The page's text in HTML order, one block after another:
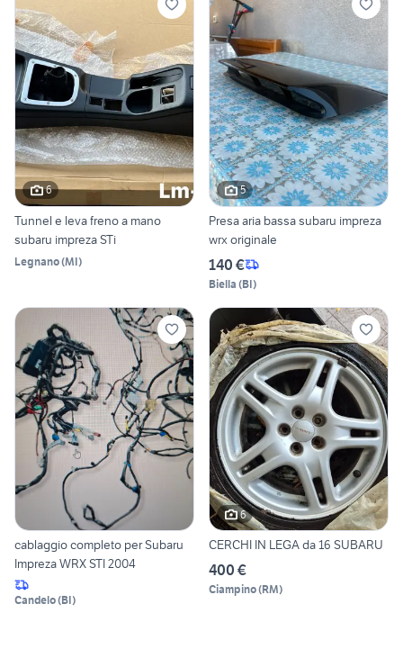
6
Tunnel e leva freno a mano
subaru impreza STi
Legnano(MI)
5
Presa aria bassa subaru impreza
wrx originale
140 €
Biella (BI)
cablaggio completo per Subaru
Impreza WRX STI 2004
Candelo(BI)
6
CERCHI IN LEGA da 16 SUBARU
400 €
Ciampino(RM)